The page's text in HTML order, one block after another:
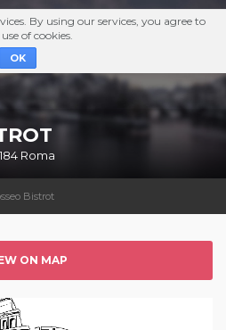
By using our services, you agree to
of cookies.
OK
Roma
Bistrot
ON MAP